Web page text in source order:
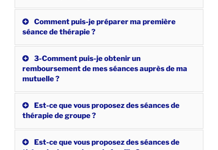
Comment puis-je préparer ma première
séance de thérapie ?
3-Comment puis-je obtenir un
remboursement de mes séances auprès de ma
mutuelle ?
Est-ce que vous proposez des séances de
thérapie de groupe ?
Est-ce que vous proposez des séances de